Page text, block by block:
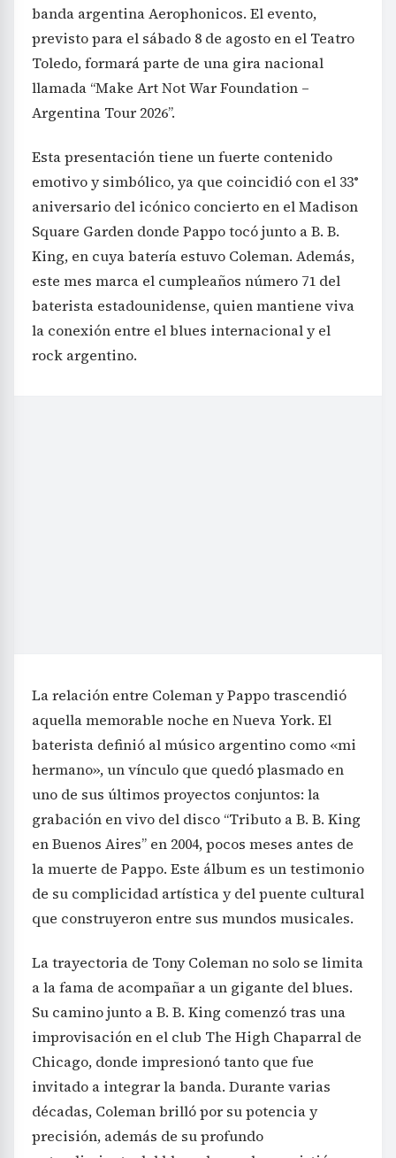
banda argentina Aerophonicos. El evento,
previsto para el sábado 8 de agosto en el Teatro
Toledo, formará parte de una gira nacional
llamada “Make Art Not War Foundation –
Argentina Tour 2026”.
Esta presentación tiene un fuerte contenido
emotivo y simbólico, ya que coincidió con el 33°
aniversario del icónico concierto en el Madison
Square Garden donde Pappo tocó junto a B. B.
King, en cuya batería estuvo Coleman. Además,
este mes marca el cumpleaños número 71 del
baterista estadounidense, quien mantiene viva
la conexión entre el blues internacional y el
rock argentino.
La relación entre Coleman y Pappo trascendió
aquella memorable noche en Nueva York. El
baterista definió al músico argentino como «mi
hermano», un vínculo que quedó plasmado en
uno de sus últimos proyectos conjuntos: la
grabación en vivo del disco “Tributo a B. B. King
en Buenos Aires” en 2004, pocos meses antes de
la muerte de Pappo. Este álbum es un testimonio
de su complicidad artística y del puente cultural
que construyeron entre sus mundos musicales.
La trayectoria de Tony Coleman no solo se limita
a la fama de acompañar a un gigante del blues.
Su camino junto a B. B. King comenzó tras una
improvisación en el club The High Chaparral de
Chicago, donde impresionó tanto que fue
invitado a integrar la banda. Durante varias
décadas, Coleman brilló por su potencia y
precisión, además de su profundo